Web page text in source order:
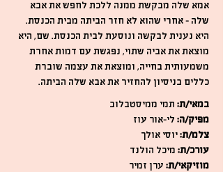
אמא שלה מבקשת ממנה ללכת לחפש את אבא
שלה - אחרי שהוא לא חזר הביתה מבית הכנסת.
היא נענית לבקשה ונוסעת לבית הכנסת. שם, היא
מוצאת את אביה שתוי, נפגשת עם דמות אחרת
משמעותית בחייה, ומוצאת את עצמה שוברת
כללים בניסיון להחזיר את אבא שלה הביתה.
במאי/ת: תמי ממיסטבלוב
מפיק/ה: לי-אור עוז
צלמ/ת:יוסי אולך
עורכ/ת: מיכל הולנד
מוזיקאי/ת: ערן זמיר